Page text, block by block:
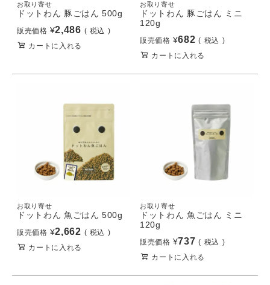
お取り寄せ
ドットわん 豚ごはん 500g
販売価格 ¥2,486
税込
カートに入れる
お取り寄せ
ドットわん 豚ごはん ミニ
120g
販売価格 ¥682
税込
カートに入れる
お取り寄せ
ドットわん 魚ごはん 500g
販売価格 ¥2,662
税込
カートに入れる
お取り寄せ
ドットわん 魚ごはん ミニ
120g
販売価格 ¥737
税込
カートに入れる